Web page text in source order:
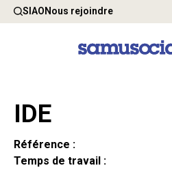
SIAONous rejoindre
IDE
Référence :
Temps de travail :